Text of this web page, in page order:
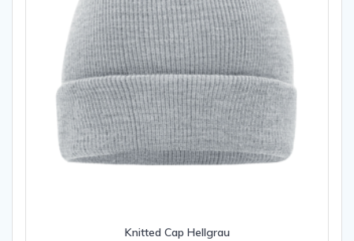
Knitted Cap Hellgrau